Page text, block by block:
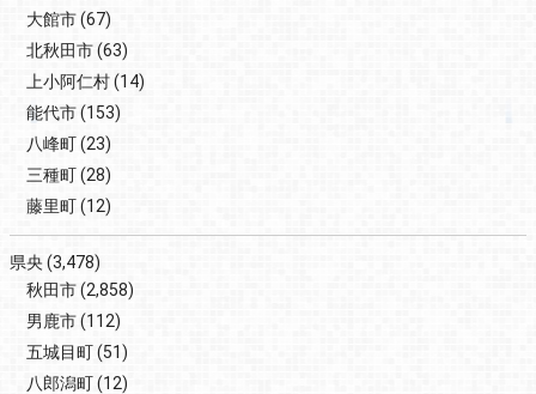
大館市(67)
北秋田市(63)
上小阿仁村(14)
能代市(153)
八峰町(23)
三種町(28)
藤里町(12)
県央(3,478)
秋田市(2,858)
男鹿市(112)
五城目町(51)
八郎潟町(12)